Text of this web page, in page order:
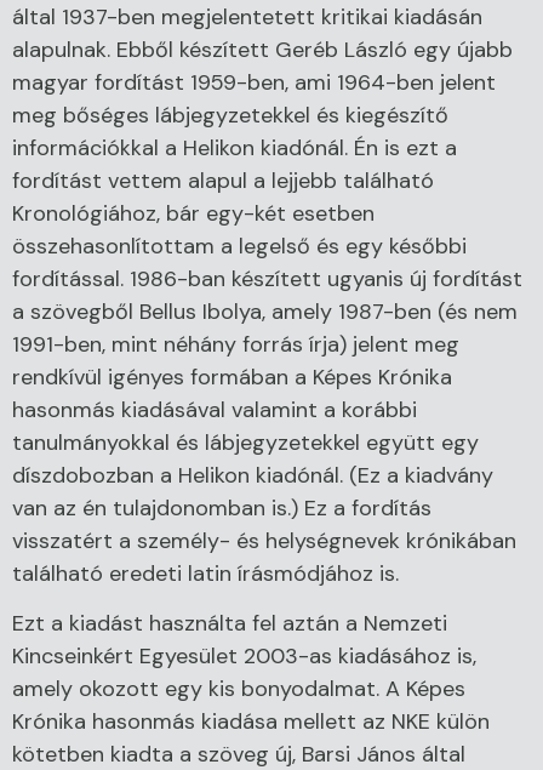
által 1937-ben megjelentetett kritikai kiadásán
alapulnak. Ebből készített Geréb László egy újabb
magyar fordítást 1959-ben, ami 1964-ben jelent
meg bőséges lábjegyzetekkel és kiegészítő
információkkal a Helikon kiadónál. Én is ezt a
fordítást vettem alapul a lejjebb található
Kronológiához, bár egy-két esetben
összehasonlítottam a legelső és egy későbbi
fordítással. 1986-ban készített ugyanis új fordítást
a szövegből Bellus Ibolya, amely 1987-ben (és nem
1991-ben, mint néhány forrás írja) jelent meg
rendkívül igényes formában a Képes Krónika
hasonmás kiadásával valamint a korábbi
tanulmányokkal és lábjegyzetekkel együtt egy
díszdobozban a Helikon kiadónál. (Ez a kiadvány
van az én tulajdonomban is.) Ez a fordítás
visszatért a személy- és helységnevek krónikában
található eredeti latin írásmódjához is.
Ezt a kiadást használta fel aztán a Nemzeti
Kincseinkért Egyesület 2003-as kiadásához is,
amely okozott egy kis bonyodalmat. A Képes
Krónika hasonmás kiadása mellett az NKE külön
kötetben kiadta a szöveg új, Barsi János által